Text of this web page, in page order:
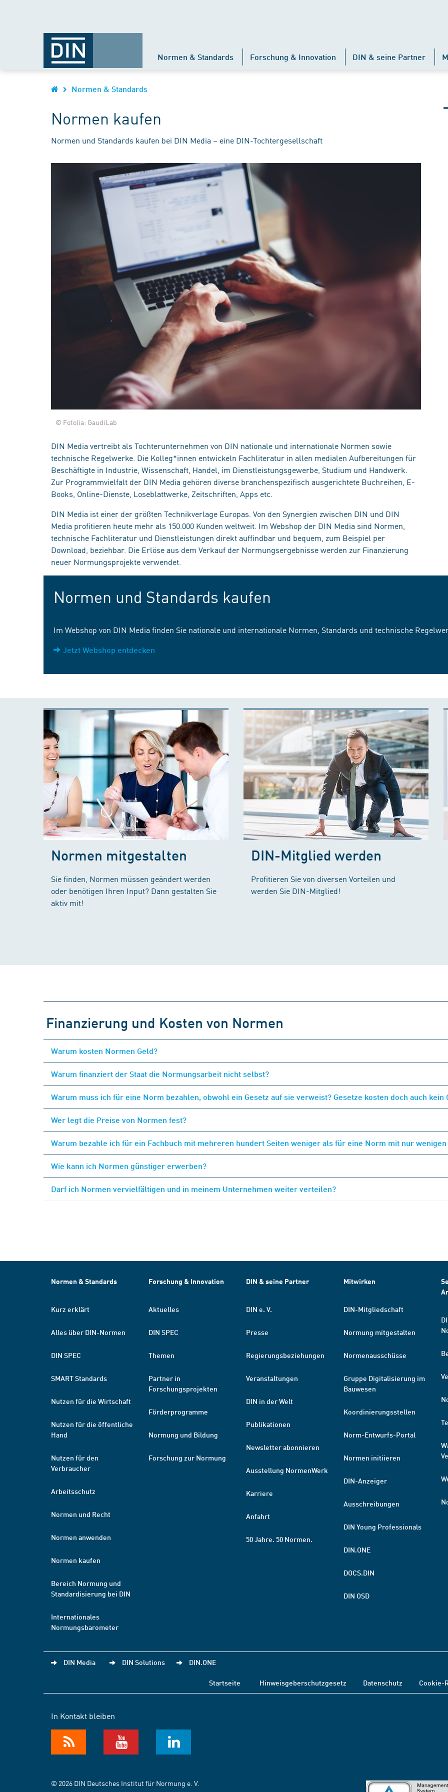
Normen & Standards Forschung & Innovation DIN & seine Partner
Normen & Standards
Normen kaufen
Normen und Standards kaufen bei DIN Media – eine DIN-Tochtergesellschaft
© Fotolia: GaudiLab
DIN Media vertreibt als Tochterunternehmen von DIN nationale und internationale Normen sowie
technische Regelwerke. Die Kolleg*innen entwickeln Fachliteratur in allen medialen Aufbereitungen für
Beschäftigte in Industrie, Wissenschaft, Handel, im Dienstleistungsgewerbe, Studium und Handwerk.
Zur Programmvielfalt der DIN Media gehören diverse branchenspezifisch ausgerichtete Buchreihen, E-
Books, Online-Dienste, Loseblattwerke, Zeitschriften, Apps etc.
DIN Media ist einer der größten Technikverlage Europas. Von den Synergien zwischen DIN und DIN
Media profitieren heute mehr als 150.000 Kunden weltweit. Im Webshop der DIN Media sind Normen,
technische Fachliteratur und Dienstleistungen direkt auffindbar und bequem, zum Beispiel per
Download, beziehbar. Die Erlöse aus dem Verkauf der Normungsergebnisse werden zur Finanzierung
neuer Normungsprojekte verwendet.
Normen und Standards kaufen
Im Webshop von DIN Media finden Sie nationale und internationale Normen, Standards und technische
Jetzt Webshop entdecken
Normen mitgestalten
Sie finden, Normen müssen geändert werden
oder benötigen Ihren Input? Dann gestalten Sie
aktiv mit!
DIN-Mitglied werden
Profitieren Sie von diversen Vorteilen und
werden Sie DIN-Mitglied!
Finanzierung und Kosten von Normen
Warum kosten Normen Geld?
Warum finanziert der Staat die Normungsarbeit nicht selbst?
Warum muss ich für eine Norm bezahlen, obwohl ein Gesetz auf sie verweist? Gesetze kosten doch auch kein
Wer legt die Preise von Normen fest?
Warum bezahle ich für ein Fachbuch mit mehreren hundert Seiten weniger als für eine Norm mit nur wenigen
Wie kann ich Normen günstiger erwerben?
Darf ich Normen vervielfältigen und in meinem Unternehmen weiter verteilen?
Normen & Standards
Kurz erklärt
Alles über DIN-Normen
DIN SPEC
SMART Standards
Nutzen für die Wirtschaft
Nutzen für die öffentliche
Hand
Nutzen für den
Verbraucher
Arbeitsschutz
Normen und Recht
Normen anwenden
Normen kaufen
Bereich Normung und
Standardisierung bei DIN
Internationales
Normungsbarometer
Forschung & Innovation
Aktuelles
DIN SPEC
Themen
Partner in
Forschungsprojekten
Förderprogramme
Normung und Bildung
Forschung zur Normung
DIN & seine Partner
DIN e. V.
Presse
Regierungsbeziehungen
Veranstaltungen
DIN in der Welt
Publikationen
Newsletter abonnieren
Ausstellung NormenWerk
Karriere
Anfahrt
50 Jahre. 50 Normen.
Mitwirken
DIN-Mitgliedschaft
Normung mitgestalten
Normenausschüsse
Gruppe Digitalisierung im
Bauwesen
Koordinierungsstellen
Norm-Entwurfs-Portal
Normen initiieren
DIN-Anzeiger
Ausschreibungen
DIN Young Professionals
DIN.ONE
DOCS.DIN
DIN OSD
DIN Media DIN Solutions DIN.ONE
Startseite Hinweisgeberschutzgesetz Datenschutz Cookie-
In Kontakt bleiben
© 2026 DIN Deutsches Institut für Normung e. V.